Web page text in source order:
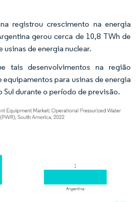
registrou crescimento na energia
gerou cerca de 10,8 TWh de
de energia nuclear.
tais desenvolvimentos na região
para usinas de energia
Sul durante o período de previsão.